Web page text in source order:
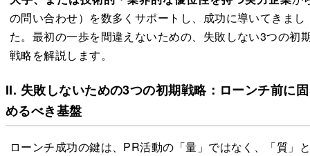
の問い合わせ）を数多くサポートし、成功に導いてきまし
た。最初の一歩を間違えないための、失敗しない3つの初
戦略を解説します。
II. 失敗しないための3つの初期戦略：ローンチ前に固
めるべき基盤
ローンチ成功の鍵は、PR活動の「量」ではなく、「質」